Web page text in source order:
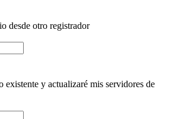
desde otro registrador
y actualizaré mis servidores de